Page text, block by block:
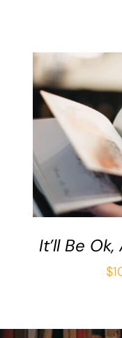
Blog
Verónica Leija
Alumnos
Contáctame
DETAILS
It’ll Be
$